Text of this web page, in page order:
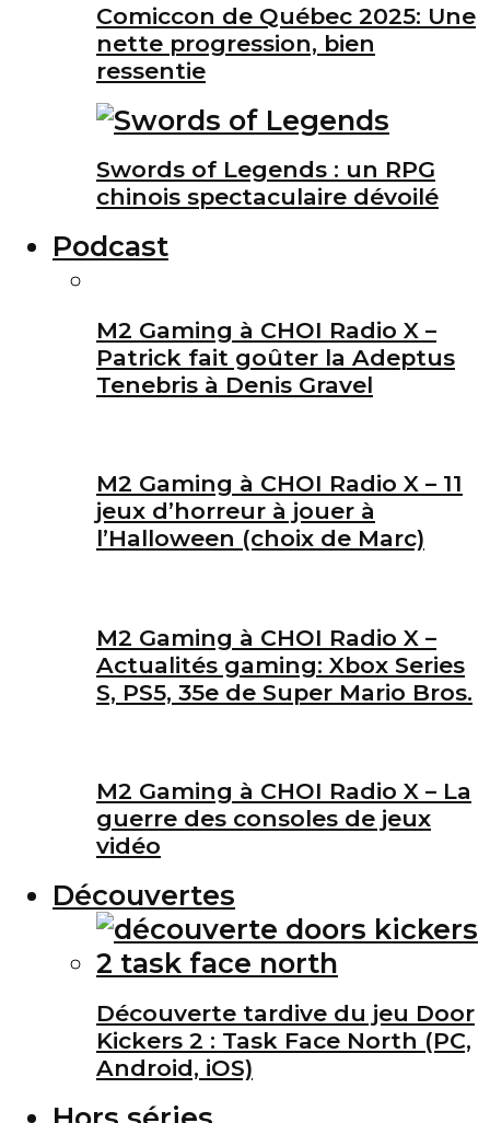
Comiccon de Québec 2025: Une
nette progression, bien
ressentie
Swords of Legends : un RPG
chinois spectaculaire dévoilé
Podcast
M2 Gaming à CHOI Radio X –
Patrick fait goûter la Adeptus
Tenebris à Denis Gravel
M2 Gaming à CHOI Radio X – 11
jeux d’horreur à jouer à
l’Halloween (choix de Marc)
M2 Gaming à CHOI Radio X –
Actualités gaming: Xbox Series
S, PS5, 35e de Super Mario Bros.
M2 Gaming à CHOI Radio X – La
guerre des consoles de jeux
vidéo
Découvertes
Découverte tardive du jeu Door
Kickers 2 : Task Face North (PC,
Android, iOS)